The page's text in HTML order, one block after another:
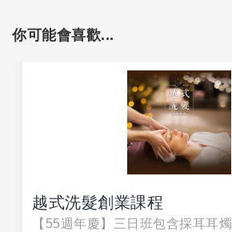
你可能會喜歡...
越式洗髮創業課程
【55週年慶】三日班包含採耳耳燭